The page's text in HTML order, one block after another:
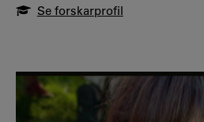
Se forskarprofil